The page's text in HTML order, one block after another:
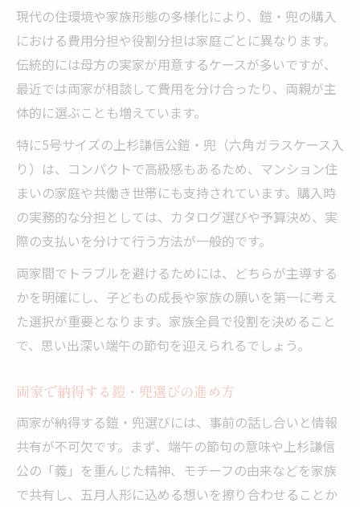
現代の住環境や家族形態の多様化により、鎧・兜の購入
における費用分担や役割分担は家庭ごとに異なります。
伝統的には母方の実家が用意するケースが多いですが、
最近では両家が相談して費用を分け合ったり、両親が主
体的に選ぶことも増えています。
特に5号サイズの上杉謙信公鎧・兜（六角ガラスケース入
り）は、コンパクトで高級感もあるため、マンション住
まいの家庭や共働き世帯にも支持されています。購入時
の実務的な分担としては、カタログ選びや予算決め、実
際の支払いを分けて行う方法が一般的です。
両家間でトラブルを避けるためには、どちらが主導する
かを明確にし、子どもの成長や家族の願いを第一に考え
た選択が重要となります。家族全員で役割を決めること
で、思い出深い端午の節句を迎えられるでしょう。
両家で納得する鎧・兜選びの進め方
両家が納得する鎧・兜選びには、事前の話し合いと情報
共有が不可欠です。まず、端午の節句の意味や上杉謙信
公の「義」を重んじた精神、モチーフの由来などを家族
で共有し、五月人形に込める想いを擦り合わせることか